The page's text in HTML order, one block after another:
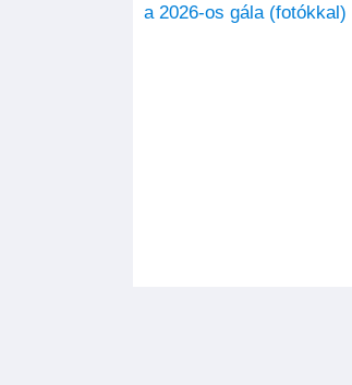
a 2026-os gála (fotókkal)